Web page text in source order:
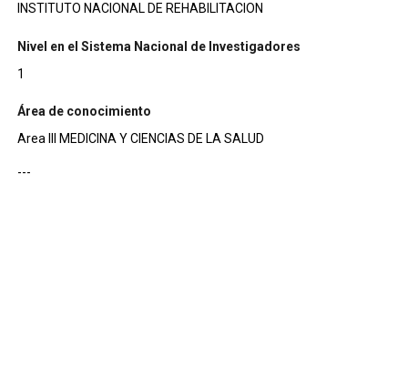
INSTITUTO NACIONAL DE REHABILITACION
Nivel en el Sistema Nacional de Investigadores
1
Área de conocimiento
Area III MEDICINA Y CIENCIAS DE LA SALUD
---